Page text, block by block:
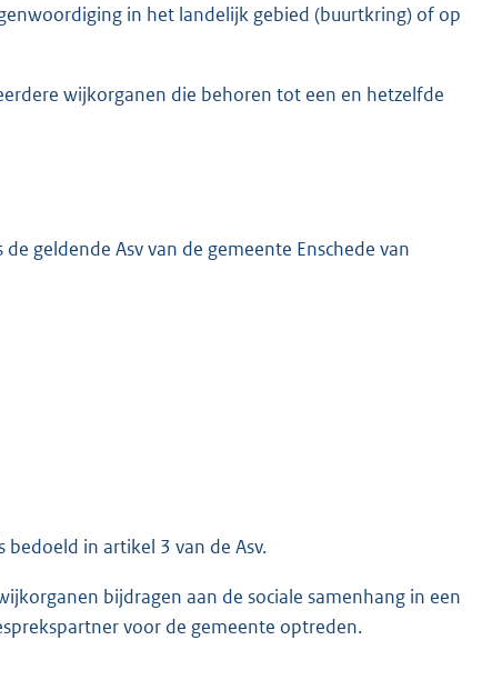
in het landelijk gebied (buurtkring) of op
wijkorganen die behoren tot een en hetzelfde
geldende Asv van de gemeente Enschede van
bedoeld in artikel 3 van de Asv.
bijdragen aan de sociale samenhang in een
voor de gemeente optreden.